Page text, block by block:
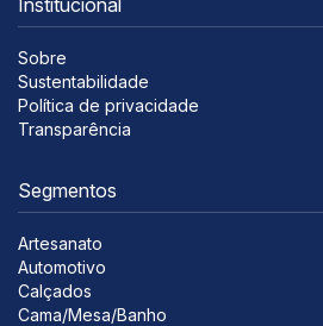
Sobre
Sustentabilidade
Política de privacidade
Transparência
Segmentos
Artesanato
Automotivo
Calçados
Cama/Mesa/Banho